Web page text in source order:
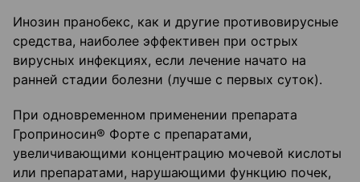
Инозин пранобекс, как и другие противовирусные
средства, наиболее эффективен при острых
вирусных инфекциях, если лечение начато на
ранней стадии болезни (лучше с первых суток).
При одновременном применении препарата
Гроприносин® Форте с препаратами,
увеличивающими концентрацию мочевой кислоты
или препаратами, нарушающими функцию почек,